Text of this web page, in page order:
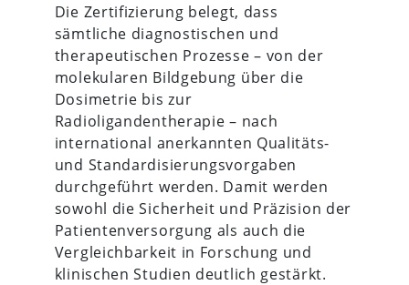
Die Zertifizierung belegt, dass
sämtliche diagnostischen und
therapeutischen Prozesse – von der
molekularen Bildgebung über die
Dosimetrie bis zur
Radioligandentherapie – nach
international anerkannten Qualitäts-
und Standardisierungsvorgaben
durchgeführt werden. Damit werden
sowohl die Sicherheit und Präzision der
Patientenversorgung als auch die
Vergleichbarkeit in Forschung und
klinischen Studien deutlich gestärkt.